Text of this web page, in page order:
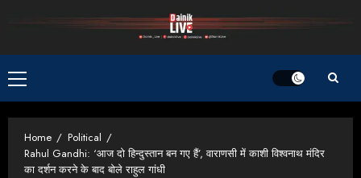
Primary
Menu
Home
Political
Rahul Gandhi: ‘आज दो हिन्दुस्तान बन गए हैं’, वाराणसी में काशी विश्वनाथ मंदिर
का दर्शन करने के बाद बोले राहुल गांधी